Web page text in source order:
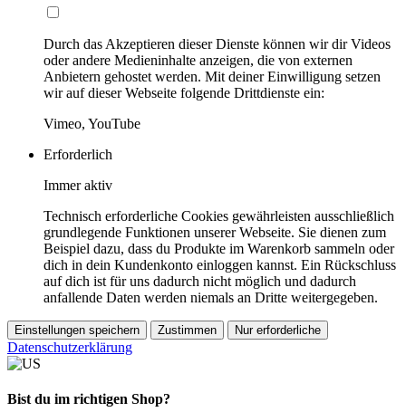
Durch das Akzeptieren dieser Dienste können wir dir Videos
oder andere Medieninhalte anzeigen, die von externen
Anbietern gehostet werden. Mit deiner Einwilligung setzen
wir auf dieser Webseite folgende Drittdienste ein:
Vimeo, YouTube
Erforderlich
Immer aktiv
Technisch erforderliche Cookies gewährleisten ausschließlich
grundlegende Funktionen unserer Webseite. Sie dienen zum
Beispiel dazu, dass du Produkte im Warenkorb sammeln oder
dich in dein Kundenkonto einloggen kannst. Ein Rückschluss
auf dich ist für uns dadurch nicht möglich und dadurch
anfallende Daten werden niemals an Dritte weitergegeben.
Einstellungen speichern Zustimmen Nur erforderliche
Datenschutzerklärung
Bist du im richtigen Shop?